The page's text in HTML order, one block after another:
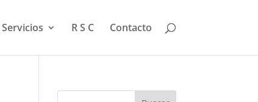
Servicios R S C Contacto